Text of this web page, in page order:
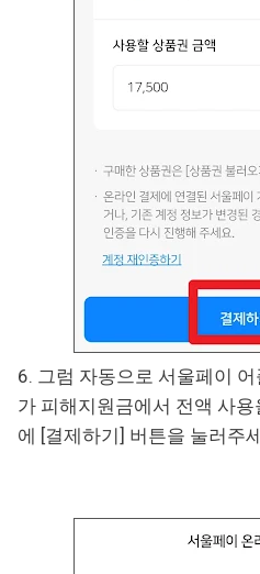
6. 그럼 자동으로 서울페이
가 피해지원금에서 전액 사
에 [결제하기] 버튼을 눌러주